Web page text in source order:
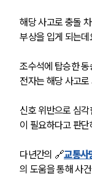
해당 사고로 충돌
부상을 입게 되는데
조수석에 탑승한
전자는 해당 사고
신호 위반으로 심
이 필요하다고 판단
다년간의 🔗교통사
의 도움을 통해 사